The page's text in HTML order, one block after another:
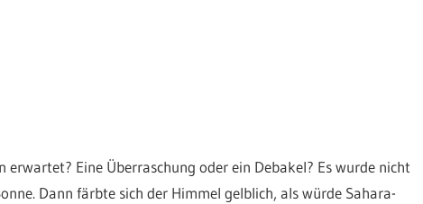
Eine Überraschung oder ein Debakel? Es wurde nicht
Dann färbte sich der Himmel gelblich, als würde Sahara-